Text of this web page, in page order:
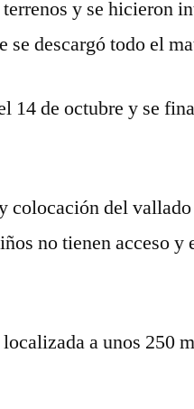
y se hicieron
se descargó todo el
14 de octubre y se
colocación del
no tienen acceso y
a unos 250